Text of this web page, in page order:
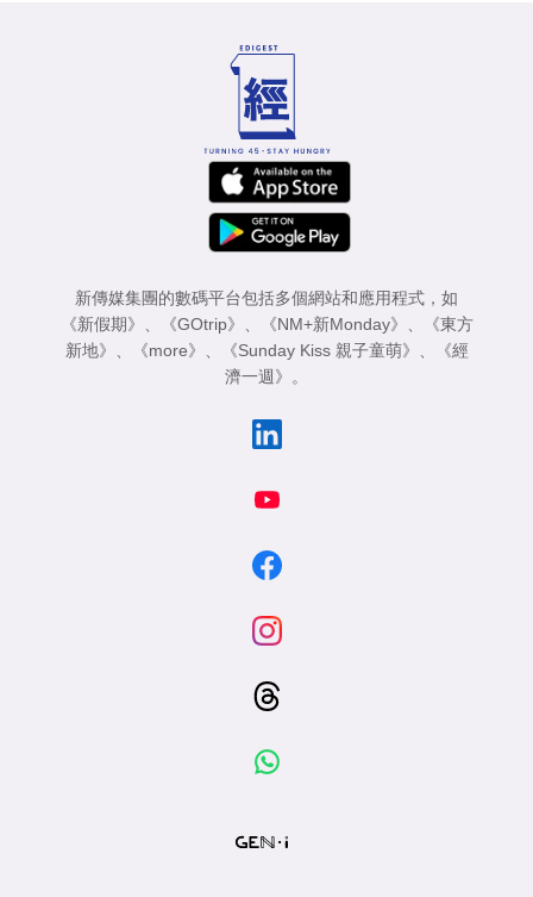
新傳媒集團的數碼平台包括多個網站和應用程式，如
《新假期》
《GOtrip》 《NM+新Monday》
《東方
新地》
《more》 《Sunday Kiss 親子童萌》
《經
濟一週》
。